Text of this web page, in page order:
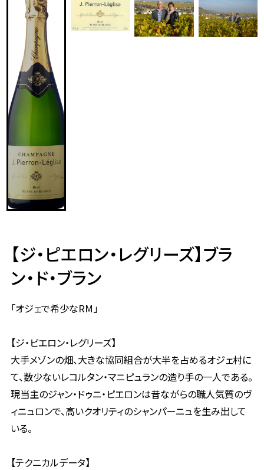
【ジ・ピエロン・レグリーズ】ブラ
ン・ド・ブラン
「オジェで希少なRM」
【ジ・ピエロン・レグリーズ】
大手メゾンの畑、大きな協同組合が大半を占めるオジェ村に
て、数少ないレコルタン・マニピュランの造り手の一人である。
現当主のジャン・ドゥニ・ピエロンは昔ながらの職人気質のヴ
ィニュロンで、高いクオリティのシャンパーニュを生み出して
いる。
【テクニカルデータ】